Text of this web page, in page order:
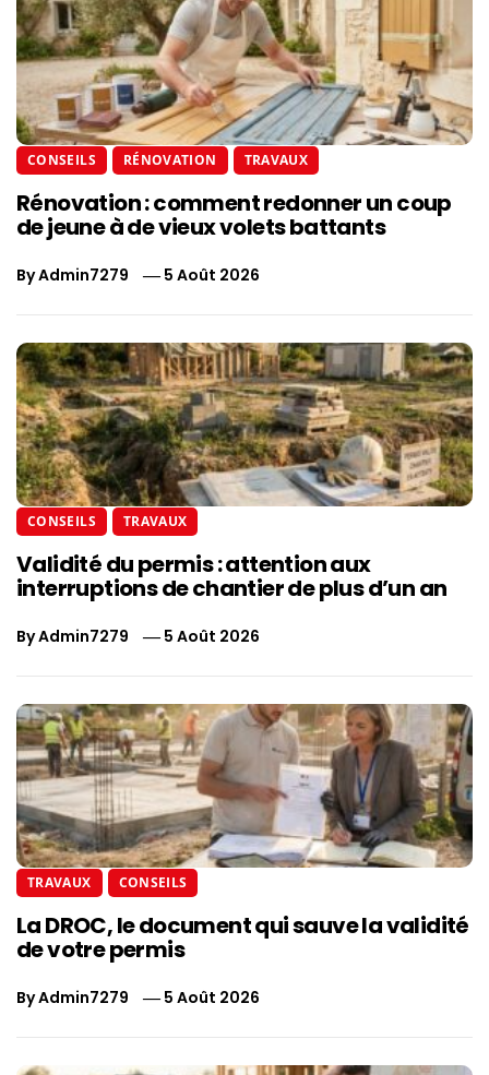
CONSEILS RÉNOVATION TRAVAUX
Rénovation : comment redonner un coup
de jeune à de vieux volets battants
ByAdmin7279 5 Août 2026
CONSEILS TRAVAUX
Validité du permis : attention aux
interruptions de chantier de plus d’un an
ByAdmin7279 5 Août 2026
TRAVAUX CONSEILS
La DROC, le document qui sauve la validité
de votre permis
ByAdmin7279 5 Août 2026